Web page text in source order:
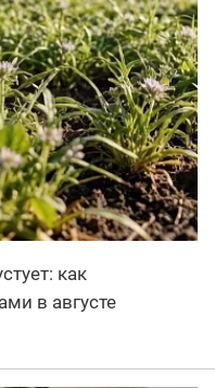
как
в августе